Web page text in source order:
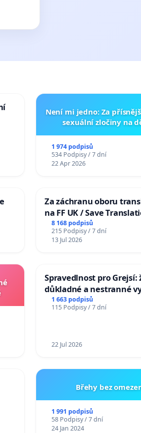
Není mi jedno: Za
sexuální zločiny na
1 974 podpisů
534 Podpisy / 7 dní
22 Apr 2026
Za záchranu oboru
na FF UK / Save
Studies at the Faculty of
Charles University
8 168 podpisů
215 Podpisy / 7 dní
13 Jul 2026
Spravedlnost pro Grejsí:
důkladné a nestranné
1 663 podpisů
115 Podpisy / 7 dní
22 Jul 2026
Břehy bez
1 991 podpisů
58 Podpisy / 7 dní
24 Jan 2024